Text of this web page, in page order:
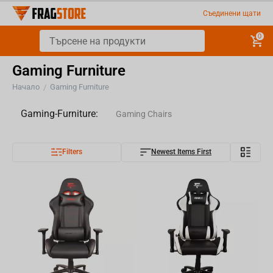
Съединени щати
0
Gaming Furniture
Начало / Gaming Furniture
Gaming-Furniture: Gaming Chairs
Filters Newest Items First